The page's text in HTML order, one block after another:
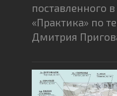
поставленного в
«Практика» по
Дмитрия